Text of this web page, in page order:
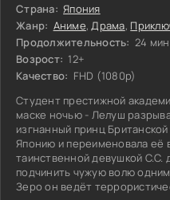
Страна: Япония
Жанр: Аниме,Драма,
Продолжительность: 24
Возрост: 12+
Качество: FHD (1080p)
Студент престижной
маске ночью - Лелуш
изгнанный принц
Японию и переименовала её
таинственной девушкой C.C.
подчинить чужую волю
Зеро он ведёт